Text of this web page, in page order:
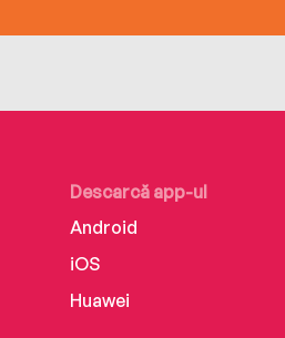
Descarcă app-ul
Android
iOS
Huawei